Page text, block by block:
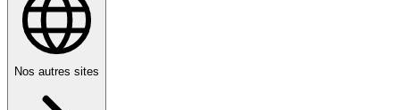
Nos autres sites